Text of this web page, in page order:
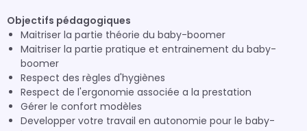
Objectifs pédagogiques
Maitriser la partie théorie du baby-boomer
Maitriser la partie pratique et entrainement du baby-
boomer
Respect des règles d'hygiènes
Respect de l'ergonomie associée a la prestation
Gérer le confort modèles
Developper votre travail en autonomie pour le baby-